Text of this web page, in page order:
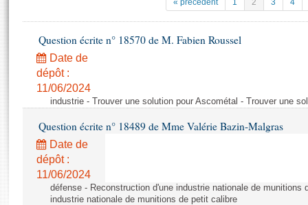
Projets de loi
Propositions de loi
Amendements
Textes adoptés
Rapports d'information
Rapports d'enquête
Rapports législatifs
Baromètre de l’application des lois
( Constitution | Règlement de l'Assemblée ... )
Histoire
Juniors
Anciennes législatures
Liens vers les sites publics
Contacts et plan d'accès
Photos libres de droit
« précedent 1 2 3 4
Question écrite n° 18570 de M. Fabien Roussel
Date de
dépôt :
11/06/2024
industrie - Trouver une solution pour Ascométal - Trouver une
Question écrite n° 18489 de Mme Valérie Bazin-Malgras
Date de
dépôt :
11/06/2024
défense - Reconstruction d'une industrie nationale de munitions
industrie nationale de munitions de petit calibre